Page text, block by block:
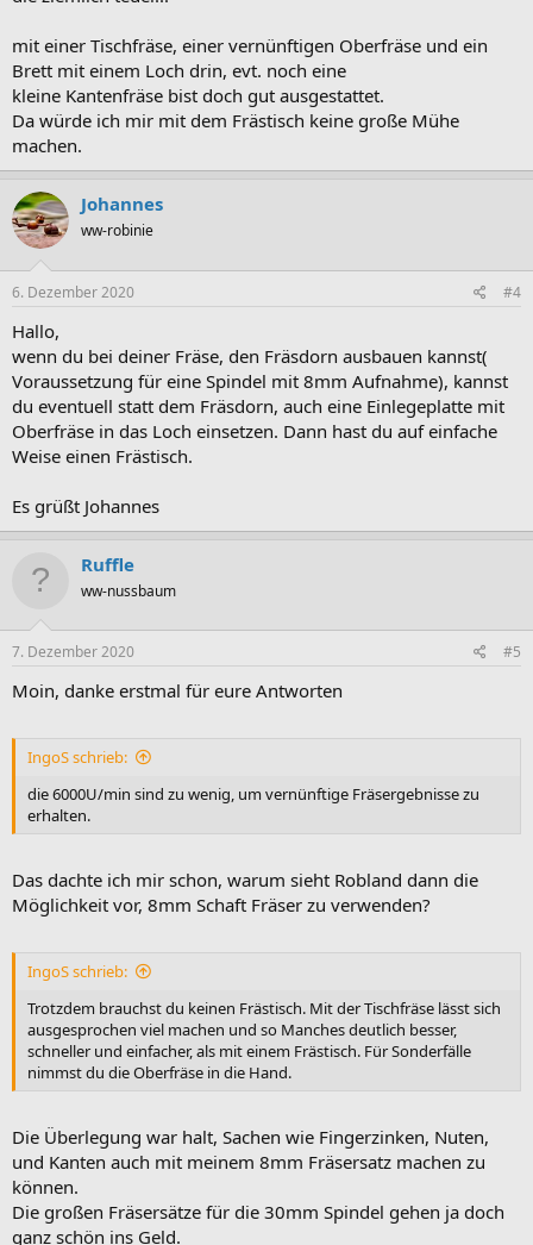
mit einer Tischfräse, einer vernünftigen Oberfräse und ein
Brett mit einem Loch drin, evt. noch eine
kleine Kantenfräse bist doch gut ausgestattet.
Da würde ich mir mit dem Frästisch keine große Mühe
machen.
Johannes
ww-robinie
6. Dezember 2020 #4
Hallo,
wenn du bei deiner Fräse, den Fräsdorn ausbauen kannst(
Voraussetzung für eine Spindel mit 8mm Aufnahme), kannst
du eventuell statt dem Fräsdorn, auch eine Einlegeplatte mit
Oberfräse in das Loch einsetzen. Dann hast du auf einfache
Weise einen Frästisch.
Es grüßt Johannes
Ruffle
ww-nussbaum
7. Dezember 2020 #5
Moin, danke erstmal für eure Antworten
IngoS schrieb:
die 6000U/min sind zu wenig, um vernünftige Fräsergebnisse zu
erhalten.
Das dachte ich mir schon, warum sieht Robland dann die
Möglichkeit vor, 8mm Schaft Fräser zu verwenden?
IngoS schrieb:
Trotzdem brauchst du keinen Frästisch. Mit der Tischfräse lässt sich
ausgesprochen viel machen und so Manches deutlich besser,
schneller und einfacher, als mit einem Frästisch. Für Sonderfälle
nimmst du die Oberfräse in die Hand.
Die Überlegung war halt, Sachen wie Fingerzinken, Nuten,
und Kanten auch mit meinem 8mm Fräsersatz machen zu
können.
Die großen Fräsersätze für die 30mm Spindel gehen ja doch
ganz schön ins Geld.